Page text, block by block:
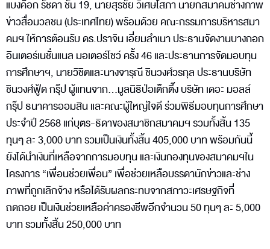
แบงค๊อก รัชดา ชั้น 19, นายสุรชัย วิเศษโสภา นายกสมาคมช่างภาพ
ข่าวสื่อมวลชน (ประเทศไทย) พร้อมด้วย คณะกรรมการบริหารสมา
คมฯ ให้การต้อนรับ ดร.ปราจิน เอี่ยมลำเนา ประธานจัดงานบางกอก
อินเตอร์เนชั่นแนล มอเตอร์โชว์ ครั้ง 46 และประธานการจัดมอบทุน
การศึกษาฯ, นายวิชิตและนางจารุณี ชินวงศ์วรกุล ประธานบริษัท
ชินวงศ์ฟู้ด กรุ๊ป ผู้แทนจาก...มูลนิธิป่อเต็กตึ๊ง บริษัท เดอะ มอลล์
กรุ๊ป ธนาคารออมสิน และคณะผู้ใหญ่ใจดี ร่วมพิธีมอบทุนการศึกษา
ประจำปี 2568 แก่บุตร-ธิดาของสมาชิกสมาคมฯ รวมทั้งสิ้น 135
ทุนๆ ละ 3,000 บาท รวมเป็นเงินทั้งสิ้น 405,000 บาท พร้อมกันนี้
ยังได้นำเงินที่เหลือจากการมอบทุน และเงินกองทุนของสมาคมฯใน
โครงการ “เพื่อนช่วยเพื่อน” เพื่อช่วยเหลือบรรดานักข่าวและช่าง
ภาพที่ถูกเลิกจ้าง หรือได้รับผลกระทบจากสภาวะเศรษฐกิจที่
ถดถอย เป็นเงินช่วยเหลือค่าครองชีพอีกจำนวน 50 ทุนๆ ละ 5,000
บาท รวมทั้งสิ้น 250,000 บาท